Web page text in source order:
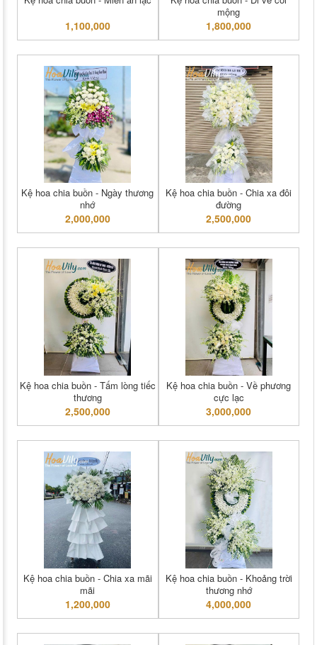
1,100,000
mộng
1,800,000
Kệ hoa chia buồn - Ngày thương
nhớ
2,000,000
Kệ hoa chia buồn - Chia xa đôi
đường
2,500,000
Kệ hoa chia buồn - Tấm lòng tiếc
thương
2,500,000
Kệ hoa chia buồn - Về phương
cực lạc
3,000,000
Kệ hoa chia buồn - Chia xa mãi
mãi
1,200,000
Kệ hoa chia buồn - Khoảng trời
thương nhớ
4,000,000